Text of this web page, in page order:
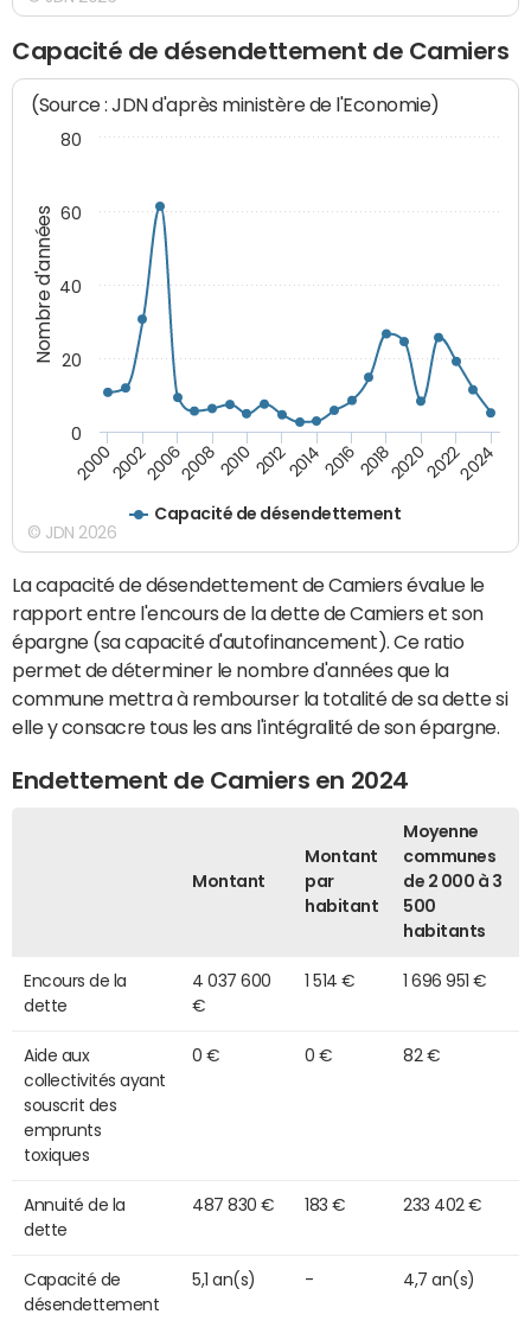
Capacité de désendettement de Camiers
Nombre d'années
(Source : JDN d'après ministère de l'Economie)
Capacité de désendettement
20002002200620082010 2012201420162018202020222024
0
20
40
60
80
© JDN 2026
La capacité de désendettement de Camiers évalue le
rapport entre l'encours de la dette de Camiers et son
épargne (sa capacité d'autofinancement). Ce ratio
permet de déterminer le nombre d'années que la
commune mettra à rembourser la totalité de sa dette si
elle y consacre tous les ans l'intégralité de son épargne.
Endettement de Camiers en 2024
Montant
Montant
par
habitant
Moyenne
communes
de 2 000 à 3
500
habitants
Encours de la
dette
4 037 600
€
1 514 € 1 696 951 €
Aide aux
collectivités ayant
souscrit des
emprunts
toxiques
0 € 0 € 82 €
Annuité de la
dette
487 830 € 183 € 233 402 €
Capacité de
désendettement
5,1 an(s) - 4,7 an(s)